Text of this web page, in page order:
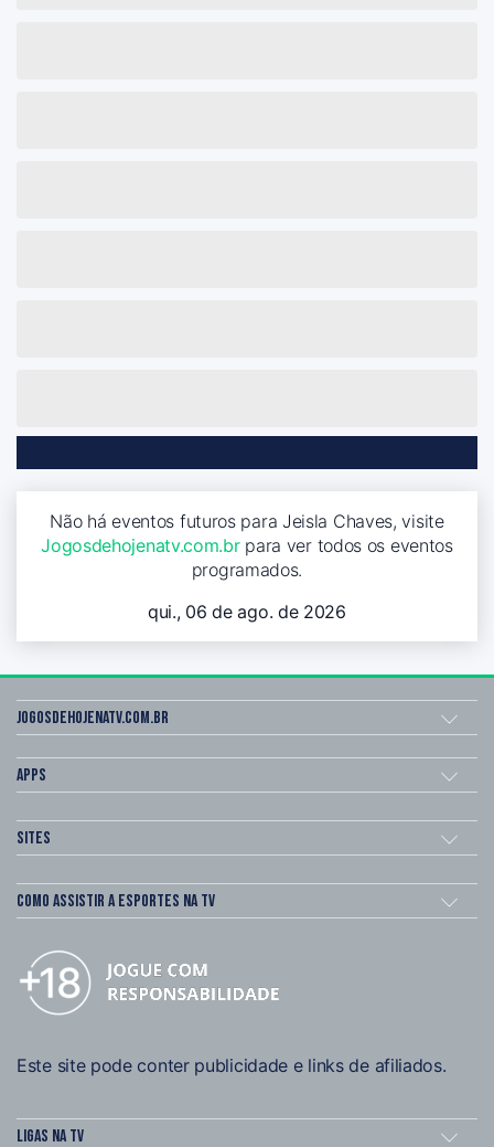
Não há eventos futuros para Jeisla Chaves, visite
Jogosdehojenatv.com.brpara ver todos os eventos
programados.
qui., 06 de ago. de 2026
Jogosdehojenatv.com.br
Apps
Sites
Como assistir a esportes na TV
Este site pode conter publicidade e links de afiliados.
Ligas na TV